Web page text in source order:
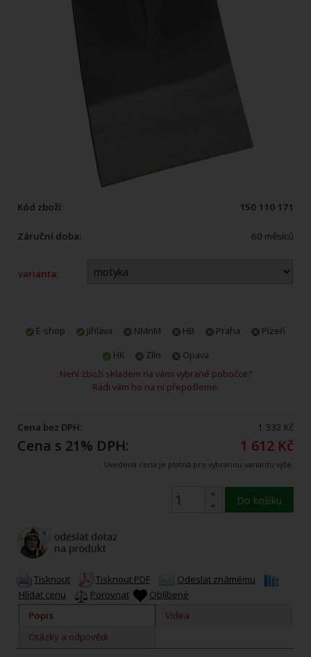
Kód zboží: 150 110 171
Záruční doba: 60 měsíců
varianta:
E-shop Jihlava NMnM HB Praha
Plzeň
HK
Zlín
Opava
Není zboží skladem na vámi vybrané pobočce?
Rádi vám ho na ni přepošleme.
Cena bez DPH: 1 332 Kč
Cena s 21% DPH: 1 612 Kč
Uvedená cena je platná pro vybranou variantu výše.
Do košíku
Tisknout Tisknout PDF
Odeslat známému
Hlídat cenu
Porovnat
Oblíbené
Popis
Videa
Otázky a odpovědi